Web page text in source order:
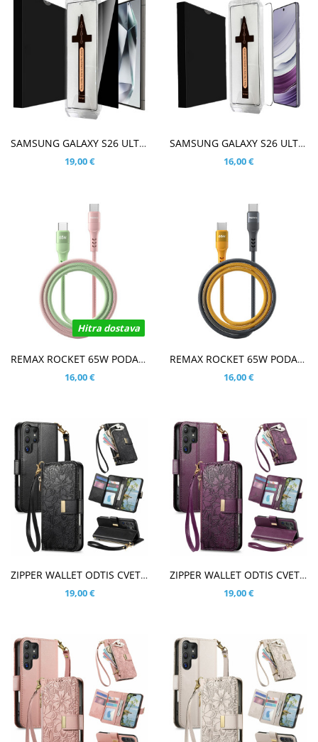
SAMSUNG GALAXY S26 ULTRA FIT KALJENO STEKLO S POTISKOM ČRN - ANTI-SPY
19,00 €
SAMSUNG GALAXY S26 ULTRA FIT KALJENO STEKLO S POTISKOM ČRN - FULL GLUE
16,00 €
Hitra dostava
REMAX ROCKET 65W PODATKOVNO POLNILNI KABEL ZELEN/ROZA
16,00 €
REMAX ROCKET 65W PODATKOVNO POLNILNI KABEL ČRN/ORANŽEN
16,00 €
ZIPPER WALLET ODTIS CVETOV ČRN ETUI ZA SAMSUNG GALAXY S26 ULTRA
19,00 €
ZIPPER WALLET ODTIS CVETOV VIJOLIČEN ETUI ZA SAMSUNG GALAXY S26 ULTRA
19,00 €